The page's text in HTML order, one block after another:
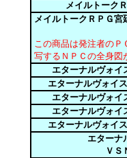
メイルトーク
メイルトークＲＰＧ宮
この商品は発注者のＰ
写するＮＰＣの全身図
エターナルヴォイ
エターナルヴォイ
エターナルヴォイ
エターナルヴォイ
エターナルヴォイ
エターナ
ＶＳ